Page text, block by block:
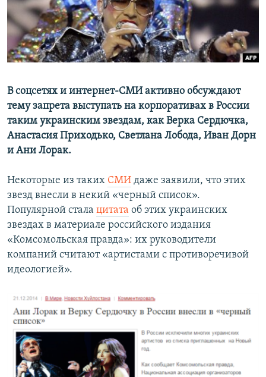
ПОБЕДИТЕЛЕЙ НЕ СУДЯТ?
КРЫМ.НЕПОКОРЕННЫЙ
ELIFBE
ПРИСОЕДИНЯЙТЕСЬ!
Все сайты RFE/RL
В соцсетях и интернет-СМИ активно обсуждают
тему запрета выступать на корпоративах в России
таким украинским звездам, как Верка Сердючка,
Анастасия Приходько, Светлана Лобода, Иван Дорн
и Ани Лорак.
Некоторые из таких СМИ даже заявили, что этих
звезд внесли в некий «черный список».
Популярной стала цитата об этих украинских
звездах в материале российского издания
«Комсомольская правда»: их руководители
компаний считают «артистами с противоречивой
идеологией».